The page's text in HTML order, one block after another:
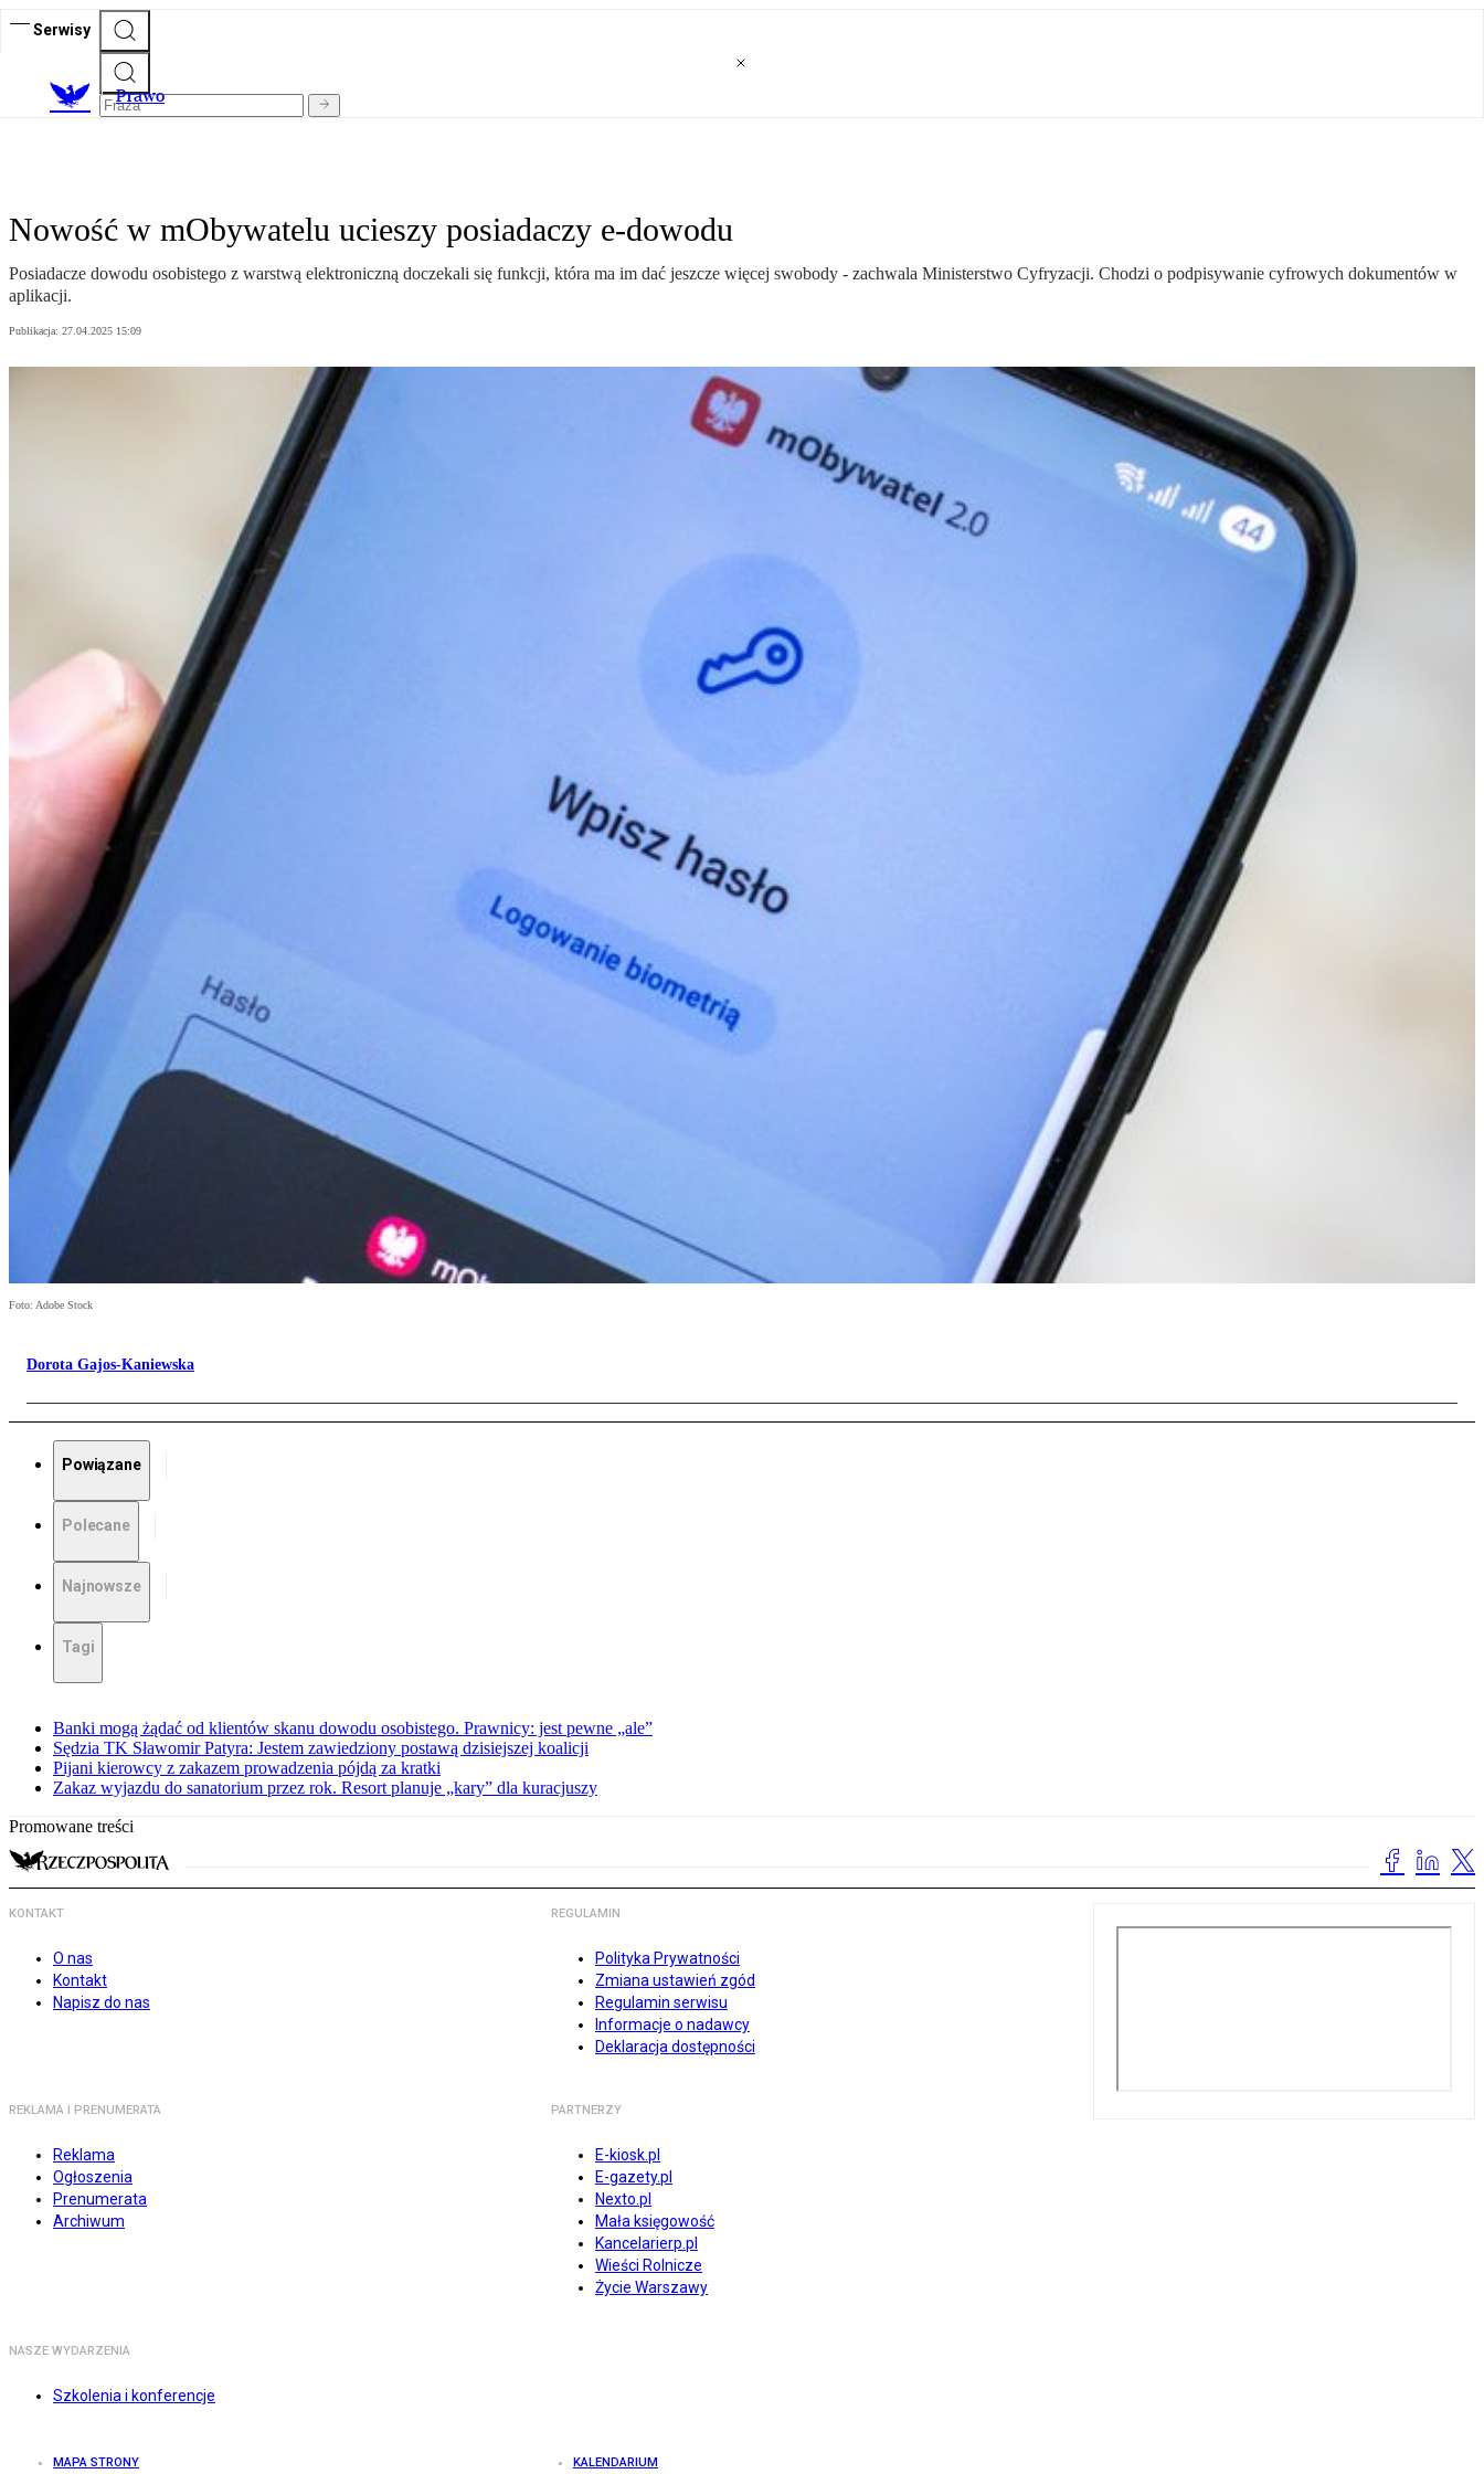
Serwisy
Prawo
Nowość w mObywatelu ucieszy posiadaczy e-dowodu
Posiadacze dowodu osobistego z warstwą elektroniczną doczekali się funkcji, która ma im dać jeszcze więcej swobody - zachwala Ministerstwo Cyfryzacji. Chodzi o podpisywanie cyfrowych dokumentów w
aplikacji.
Publikacja: 27.04.2025 15:09
Foto: Adobe Stock
Dorota Gajos-Kaniewska
Powiązane
Polecane
Najnowsze
Tagi
Banki mogą żądać od klientów skanu dowodu osobistego. Prawnicy: jest pewne „ale”
Sędzia TK Sławomir Patyra: Jestem zawiedziony postawą dzisiejszej koalicji
Pijani kierowcy z zakazem prowadzenia pójdą za kratki
Zakaz wyjazdu do sanatorium przez rok. Resort planuje „kary” dla kuracjuszy
Promowane treści
KONTAKT
O nas
Kontakt
Napisz do nas
REGULAMIN
Polityka Prywatności
Zmiana ustawień zgód
Regulamin serwisu
Informacje o nadawcy
Deklaracja dostępności
REKLAMA I PRENUMERATA
Reklama
Ogłoszenia
Prenumerata
Archiwum
PARTNERZY
E-kiosk.pl
E-gazety.pl
Nexto.pl
Mała księgowość
Kancelarierp.pl
Wieści Rolnicze
Życie Warszawy
NASZE WYDARZENIA
Szkolenia i konferencje
MAPA STRONY KALENDARIUM